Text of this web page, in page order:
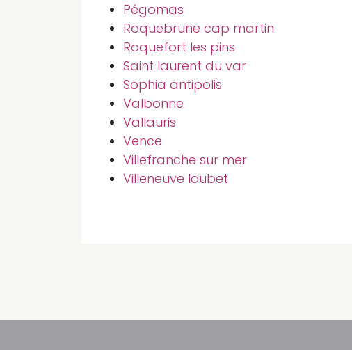
Pégomas
Roquebrune cap martin
Roquefort les pins
Saint laurent du var
Sophia antipolis
Valbonne
Vallauris
Vence
Villefranche sur mer
Villeneuve loubet